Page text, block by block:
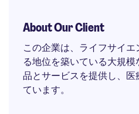
About Our Client
この企業は、ライフサイ
る地位を築いている大規
品とサービスを提供し、
ています。